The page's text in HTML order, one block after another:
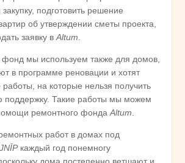
закупку, подготовить решение
об утверждении сметы проекта,
заявку в Altum
мы используем также для домов,
в программе реновации и хотят
работы, на которые нельзя получить
поддержку. Такие работы мы можем
ремонтного фонда Altum
работ в домах под
JNĪPкаждый год понемногу
дома постепенно ветшают и